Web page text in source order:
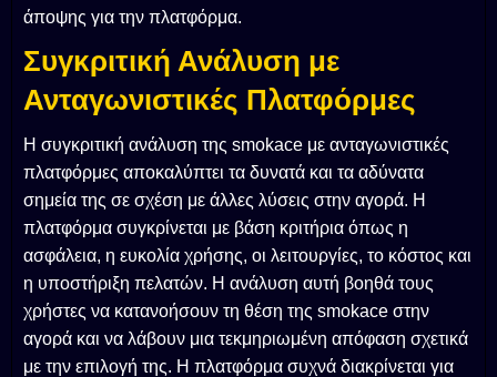
άποψης για την πλατφόρμα.
Συγκριτική Ανάλυση με
Ανταγωνιστικές Πλατφόρμες
Η συγκριτική ανάλυση της smokace με ανταγωνιστικές
πλατφόρμες αποκαλύπτει τα δυνατά και τα αδύνατα
σημεία της σε σχέση με άλλες λύσεις στην αγορά. Η
πλατφόρμα συγκρίνεται με βάση κριτήρια όπως η
ασφάλεια, η ευκολία χρήσης, οι λειτουργίες, το κόστος και
η υποστήριξη πελατών. Η ανάλυση αυτή βοηθά τους
χρήστες να κατανοήσουν τη θέση της smokace στην
αγορά και να λάβουν μια τεκμηριωμένη απόφαση σχετικά
με την επιλογή της. Η πλατφόρμα συχνά διακρίνεται για